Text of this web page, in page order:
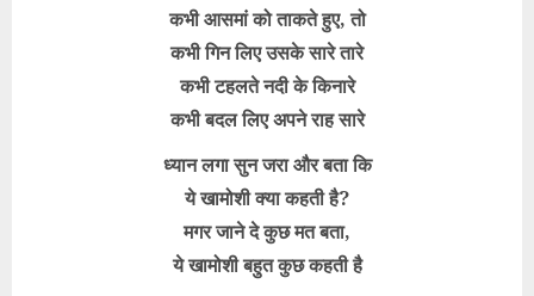
कभी आसमां को ताकते हुए, तो
कभी गिन लिए उसके सारे तारे
कभी टहलते नदी के किनारे
कभी बदल लिए अपने राह सारे
ध्यान लगा सुन जरा और बता कि
ये खामोशी क्या कहती है?
मगर जाने दे कुछ मत बता,
ये खामोशी बहुत कुछ कहती है